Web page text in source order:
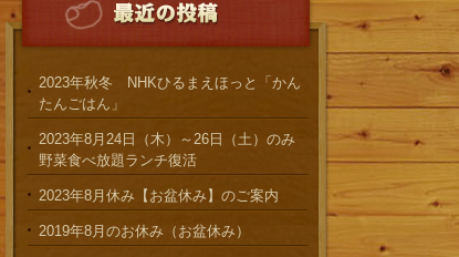
2023年秋冬 NHKひるまえほっと「かん
たんごはん」
2023年8月24日（木）～26日（土）のみ
野菜食べ放題ランチ復活
2023年8月休み【お盆休み】のご案内
2019年8月のお休み（お盆休み）